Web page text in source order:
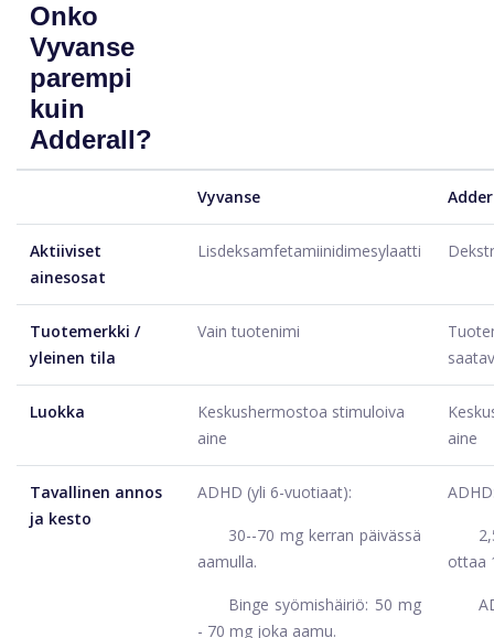
Onko
Vyvanse
parempi
kuin
Adderall?
Vyvanse
Aktiiviset
ainesosat
Lisdeksamfetamiinidimesylaatti
Tuotemerkki /
yleinen tila
Vain tuotenimi
Luokka
Keskushermostoa stimuloiva
aine
aine
Tavallinen annos
ja kesto
ADHD (yli 6-vuotiaat):
30--70 mg kerran päivässä
aamulla.
Binge syömishäiriö: 50 mg
- 70 mg joka aamu.
ottaa